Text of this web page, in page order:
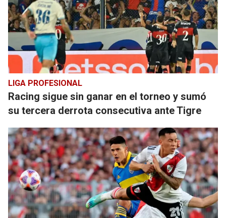
LIGA PROFESIONAL
Racing sigue sin ganar en el torneo y sumó
su tercera derrota consecutiva ante Tigre